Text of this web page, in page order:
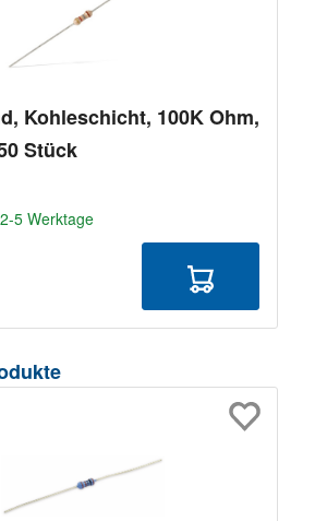
Kohleschicht, 100K Ohm,
Stück
5 Werktage
überspringen